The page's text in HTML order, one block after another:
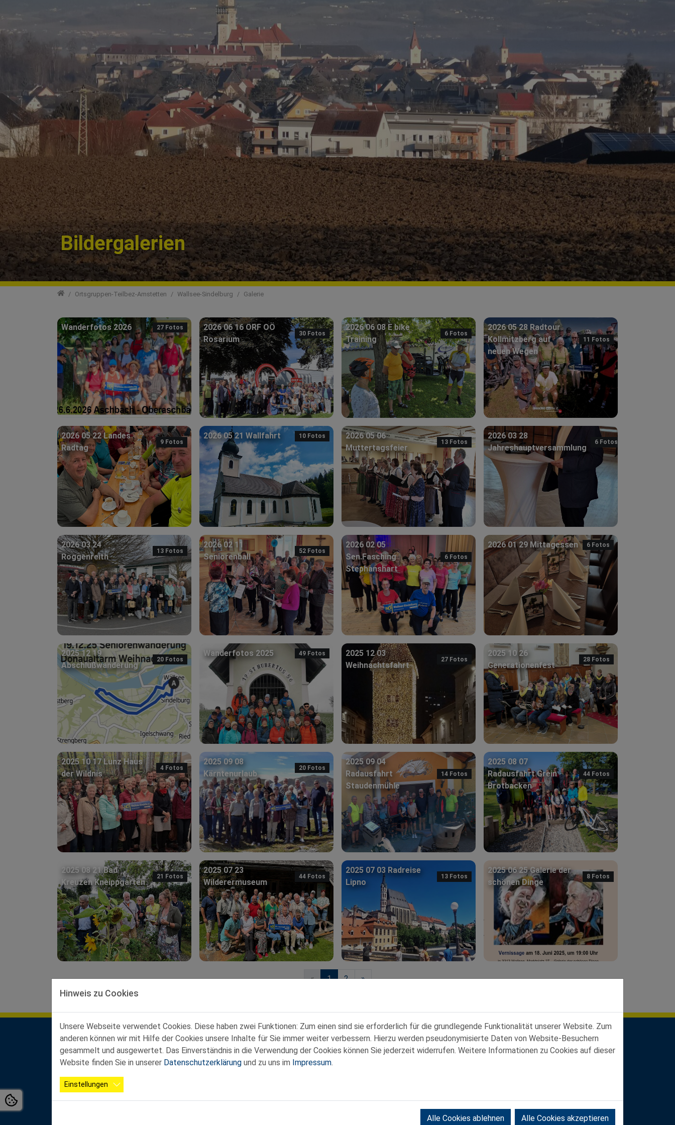
Bildergalerien
Ortsgruppen
Ortsgruppen-Teilbez-Amstetten Wallsee-Sindelburg Galerie
Wanderfotos 2026 27 Fotos
2026 06 16 ORF OÖ
Rosarium
30 Fotos
2026 06 08 E bike
Training
6 Fotos
2026 05 28 Radtour
Kollmitzberg auf
neuen Wegen
11 Fotos
2026 05 22 Landes
Radtag
9 Fotos
2026 05 21 Wallfahrt 10 Fotos
2026 05 06
Muttertagsfeier
13 Fotos
2026 03 28
Jahreshauptversammlung
6 Fotos
2026 03 24
Roggenreith
13 Fotos
2026 02 11
Seniorenball
52 Fotos
2026 02 05
Sen.Fasching
Stephanshart
6 Fotos
2026 01 29 Mittagessen 6 Fotos
2025 12 19
Abschlußwanderung
20 Fotos
Wanderfotos 2025 49 Fotos
2025 12 03
Weihnachtsfahrt
27 Fotos
2025 10 26
Generationenfest
28 Fotos
2025 10 17 Lunz Haus
der Wildnis
4 Fotos
2025 09 08
Kärntenurlaub
20 Fotos
2025 09 04
Radausfahrt
Staudenmühle
14 Fotos
2025 08 07
Radausfahrt Grein
Brotbacken
44 Fotos
2025 08 21 Bad
Kreuzen Kneippgarten
21 Fotos
2025 07 23
Wilderermuseum
44 Fotos
2025 07 03 Radreise
Lipno
13 Fotos
2025 06 25 Galerie der
schönen Dinge
8 Fotos
« 1 2 »
Kontakt Landesgeschäftsstelle
Ferstlergasse 4/3, 3100 St. Pölten
Mo-Do von 8:00 - 12:00 Uhr und von 13:00 - 16:00 Uhr
Fr von 8:00 - 12:00 Uhr
Hinweis zu Cookies
Unsere Webseite verwendet Cookies. Diese haben zwei Funktionen: Zum einen sind sie erforderlich für die grundlegende Funktionalität unserer Website. Zum
anderen können wir mit Hilfe der Cookies unsere Inhalte für Sie immer weiter verbessern. Hierzu werden pseudonymisierte Daten von Website-Besuchern
gesammelt und ausgewertet. Das Einverständnis in die Verwendung der Cookies können Sie jederzeit widerrufen. Weitere Informationen zu Cookies auf dieser
Website finden Sie in unserer Datenschutzerklärung und zu uns im Impressum.
Einstellungen
Alle Cookies ablehnen Alle Cookies akzeptieren